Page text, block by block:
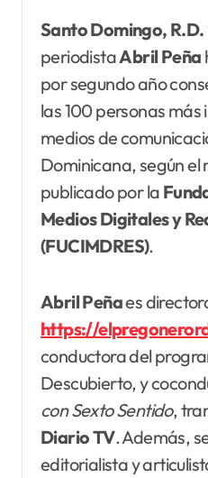
Santo Domingo, R.D.
periodistaAbril Peña
por segundo año
las 100 personas más
medios de
Dominicana, según el
publicado por la
Medios Digitales y
(FUCIMDRES).
Abril Peñaes
https://
conductora del
Descubierto, y
con Sexto Sentido,
Diario TV. Además,
editorialista y